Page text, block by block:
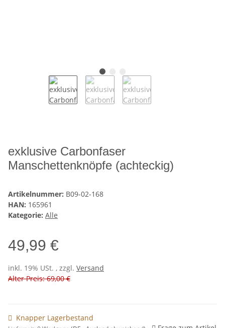
exklusive Carbonfaser
Manschettenknöpfe (achteckig)
Artikelnummer: B09-02-168
HAN: 165961
Kategorie: Alle
49,99 €
inkl. 19% USt. , zzgl. Versand
Alter Preis: 69,00 €
Knapper Lagerbestand